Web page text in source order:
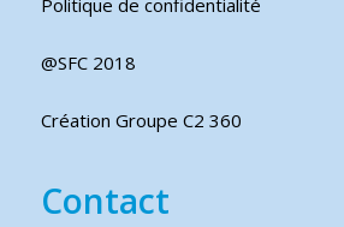
@SFC 2018
Création Groupe C2 360
Contact